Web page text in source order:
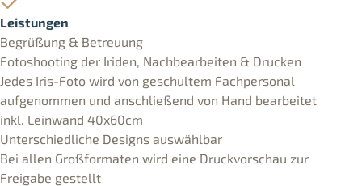
Leistungen
Begrüßung & Betreuung
Fotoshooting der Iriden, Nachbearbeiten & Drucken
Jedes Iris-Foto wird von geschultem Fachpersonal
aufgenommen und anschließend von Hand bearbeitet
inkl. Leinwand 40x60cm
Unterschiedliche Designs auswählbar
Bei allen Großformaten wird eine Druckvorschau zur
Freigabe gestellt